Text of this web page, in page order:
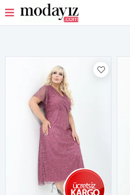
Filtrele